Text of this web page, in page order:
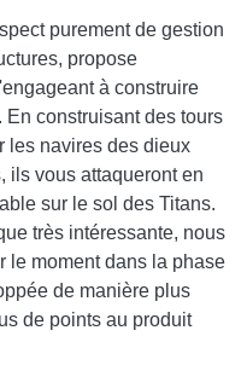
purement de gestion
propose
à construire
construisant des tours
les navires des dieux
ils vous attaqueront en
sur le sol des Titans.
très intéressante, nous
le moment dans la phase
de manière plus
de points au produit